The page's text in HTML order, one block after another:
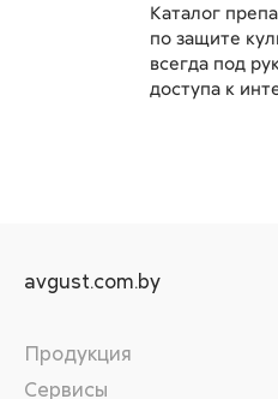
Каталог
по защите
всегда под
доступа к
avgust.com.by
Продукция
Сервисы